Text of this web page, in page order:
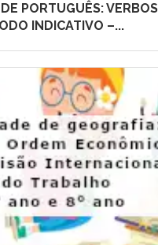
PORTUGUÊS:
INDICATIVO –...